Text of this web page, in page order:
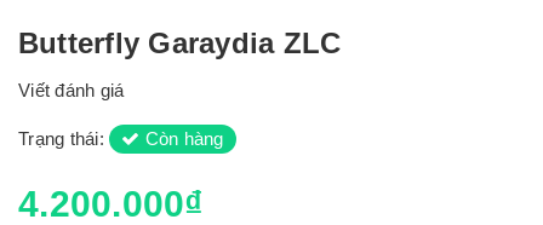
Butterfly Garaydia ZLC
Viết đánh giá
Trạng thái: Còn hàng
4.200.000₫